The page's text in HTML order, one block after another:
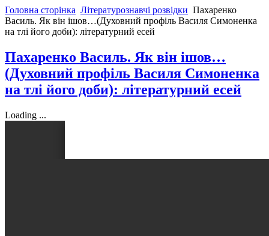
Головна сторінка Літературознавчі розвідки Пахаренко
Василь. Як він ішов…(Духовний профіль Василя Симоненка
на тлі його доби): літературний есей
Пахаренко Василь. Як він ішов…
(Духовний профіль Василя Симоненка
на тлі його доби): літературний есей
Loading ...